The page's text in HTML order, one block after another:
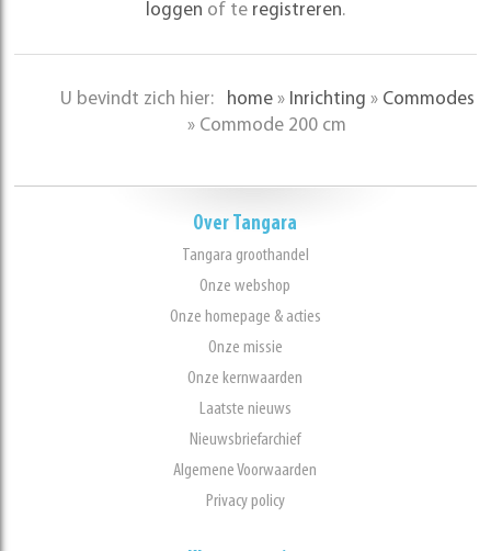
loggen of te registreren.
U bevindt zich hier: home » Inrichting » Commodes
» Commode 200 cm
Over Tangara
Tangara groothandel
Onze webshop
Onze homepage & acties
Onze missie
Onze kernwaarden
Laatste nieuws
Nieuwsbriefarchief
Algemene Voorwaarden
Privacy policy